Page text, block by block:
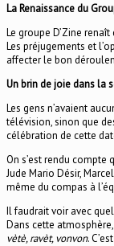
La Renaissance du
Le groupe D’Zine
Les préjugements et
affecter le bon
Un brin de joie dans la
Les gens n’avaient
télévision, sinon que
célébration de cette
On s’est rendu compte
Jude Mario Désir,
même du compas à
Il faudrait voir avec
Dans cette
vètè, ravèt, vonvon.